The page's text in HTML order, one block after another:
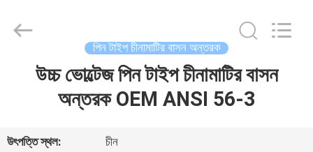
Power
Electric
পিন টাইপ চীনামাটির বাসন অন্তরক
উচ্চ ভোল্টেজ পিন টাইপ চীনামাটির বাসন
অন্তরক OEM ANSI 56-3
উৎপত্তি স্থল:
চীন